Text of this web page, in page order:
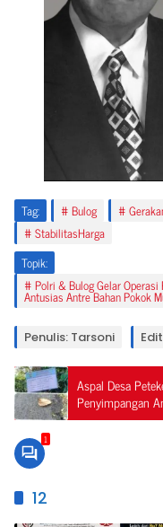
Tag: Bulog
StabilitasHarga
Topik:
Polri & Bulog Gelar Operasi
Antusias Antre Bahan Pokok
Penulis: Tarsoni
Aspal Desa
Penyimpangan
1
12